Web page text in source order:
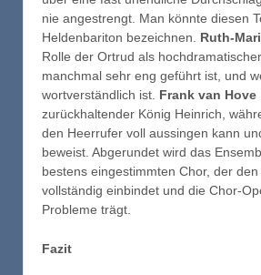
nie angestrengt. Man könnte diesen
Heldenbariton bezeichnen. Ruth-
Rolle der Ortrud als
manchmal sehr eng geführt ist, und
wortverständlich ist. Frank van Hove
zurückhaltender König Heinrich,
den Heerrufer voll aussingen kann
beweist. Abgerundet wird das
bestens eingestimmten Chor, der
vollständig einbindet und die Chor-
Probleme trägt.
Fazit